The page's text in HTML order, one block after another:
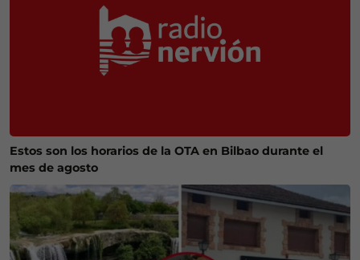
Estos son los horarios de la OTA en Bilbao durante el
mes de agosto